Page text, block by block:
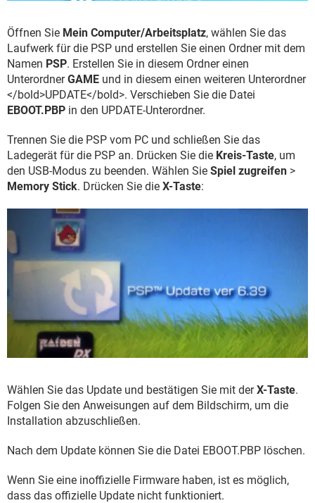
Öffnen Sie Mein Computer/Arbeitsplatz, wählen Sie das
Laufwerk für die PSP und erstellen Sie einen Ordner mit dem
Namen PSP. Erstellen Sie in diesem Ordner einen
UnterordnerGAME und in diesem einen weiteren Unterordner
</bold>UPDATE</bold>. Verschieben Sie die Datei
EBOOT.PBP in den UPDATE-Unterordner.
Trennen Sie die PSP vom PC und schließen Sie das
Ladegerät für die PSP an. Drücken Sie die Kreis-Taste, um
den USB-Modus zu beenden. Wählen Sie Spiel zugreifen >
Memory Stick. Drücken Sie die X-Taste:
Wählen Sie das Update und bestätigen Sie mit derX-Taste.
Folgen Sie den Anweisungen auf dem Bildschirm, um die
Installation abzuschließen.
Nach dem Update können Sie die Datei EBOOT.PBP löschen.
Wenn Sie eine inoffizielle Firmware haben, ist es möglich,
dass das offizielle Update nicht funktioniert.